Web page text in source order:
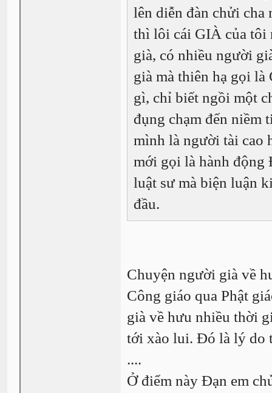
lên diễn đàn chửi
thì lôi cái GIÀ của tôi
già, có nhiều người
già mà thiên hạ gọi
gì, chỉ biết ngồi một
đụng chạm đến niềm
mình là người tài cao
mới gọi là hành động
luật sư mà biện luận
đầu.
Chuyện người già về
Công giáo qua Phật
già về hưu nhiều thời
tới xào lui. Đó là lý do
....
Ở điểm này Đạn em